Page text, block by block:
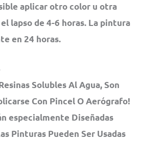
aplicar otro color u otra
lapso de 4-6 horas. La pintura
en 24 horas.
Solubles Al Agua, Son
Con Pincel O Aerógrafo!
especialmente Diseñadas
Pinturas Pueden Ser Usadas